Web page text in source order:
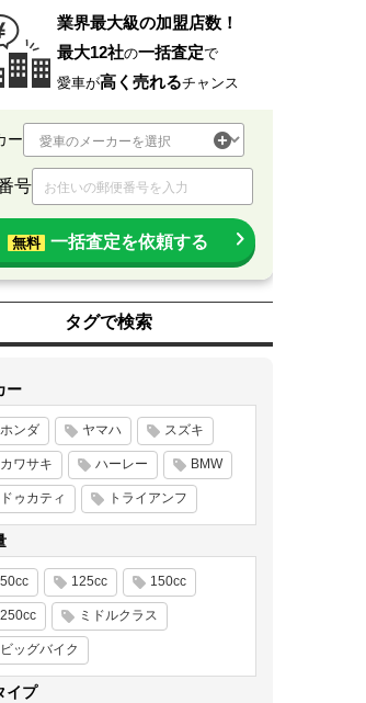
業界最大級の加盟店数！
最大12社の一括査定で
愛車が高く売れるチャンス
ー
号
無料 一括査定を依頼する
タグで検索
ー
ホンダ ヤマハ スズキ
カワサキ ハーレー BMW
ドゥカティ トライアンフ
50cc 125cc 150cc
250cc ミドルクラス
ビッグバイク
イプ